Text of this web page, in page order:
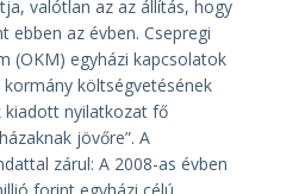
valótlan az az állítás, hogy
ebben az évben. Csepregi
(OKM) egyházi kapcsolatok
költségvetésének
kiadott nyilatkozat fő
jövőre”. A
zárul: A 2008-as évben